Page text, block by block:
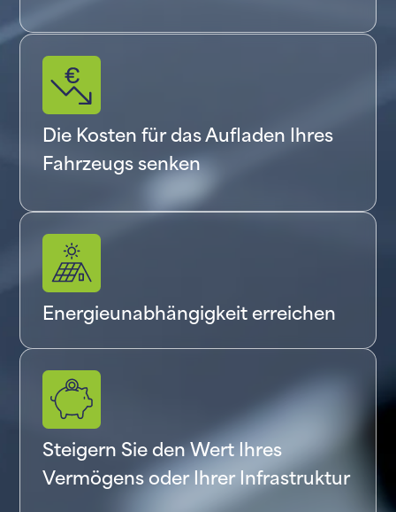
Die Kosten für das Aufladen Ihres
Fahrzeugs senken
Energieunabhängigkeit erreichen
Steigern Sie den Wert Ihres
Vermögens oder Ihrer Infrastruktur